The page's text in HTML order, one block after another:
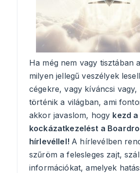
Ha még nem vagy tisztában
milyen jellegű veszélyek
cégekre, vagy kíváncsi vagy,
történik a világban, ami
akkor javaslom, hogy kezd a
kockázatkezelést a
hírlevéllel! A hírlevélben
szűröm a felesleges zajt,
információkat, amelyek